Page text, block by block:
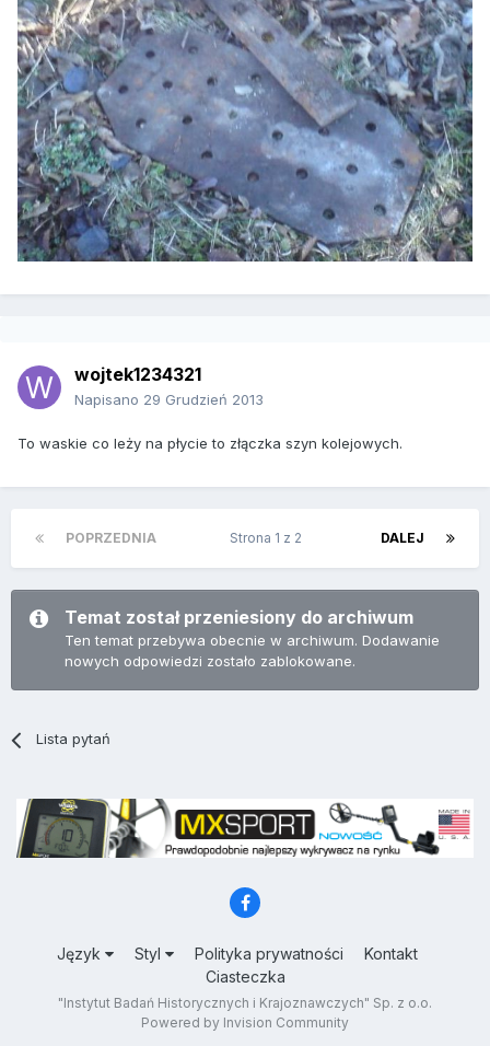
wojtek1234321
Napisano 29 Grudzień 2013
To waskie co leży na płycie to złączka szyn kolejowych.
POPRZEDNIA DALEJ
Strona 1 z 2
Temat został przeniesiony do archiwum
Ten temat przebywa obecnie w archiwum. Dodawanie
nowych odpowiedzi zostało zablokowane.
Lista pytań
Język Styl Polityka prywatności
Kontakt
Ciasteczka
"Instytut Badań Historycznych i Krajoznawczych" Sp. z o.o.
Powered by Invision Community